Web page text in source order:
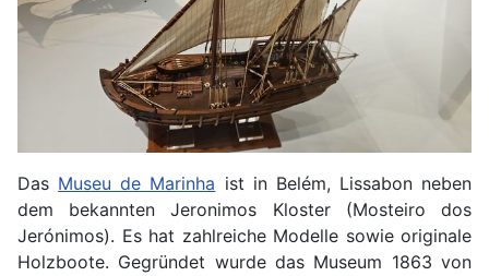
Das Museu de Marinha ist in Belém, Lissabon neben
dem bekannten Jeronimos Kloster (Mosteiro dos
Jerónimos). Es hat zahlreiche Modelle sowie originale
Holzboote. Gegründet wurde das Museum 1863 von